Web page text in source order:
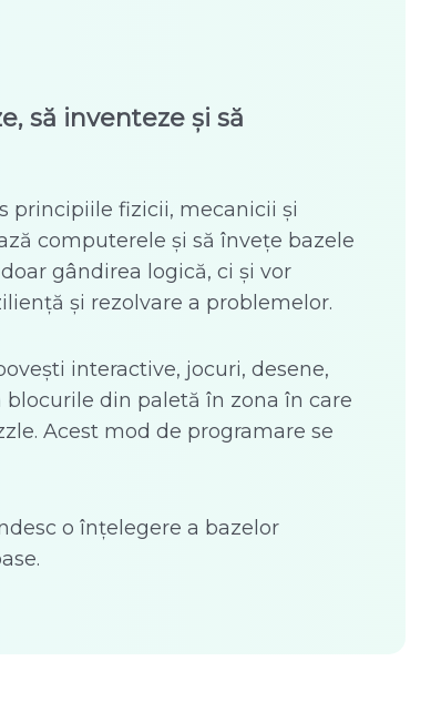
să inventeze și să
principiile fizicii, mecanicii și
computerele și să învețe bazele
gândirea logică, ci și vor
și rezolvare a problemelor.
interactive, jocuri, desene,
din paletă în zona în care
Acest mod de programare se
o înțelegere a bazelor